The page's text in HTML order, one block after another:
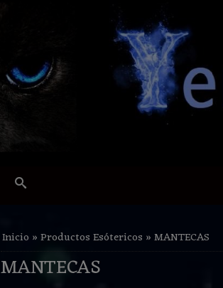
Inicio »Productos Esótericos »MANTECAS
MANTECAS